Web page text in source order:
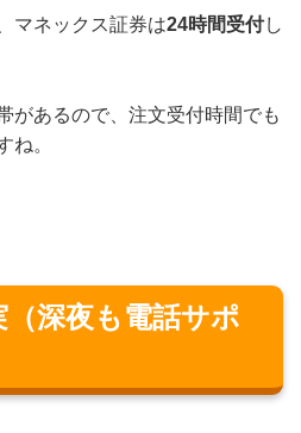
マネックス証券は24時間受付し
があるので、注文受付時間でも
ね。
深夜も電話サポ